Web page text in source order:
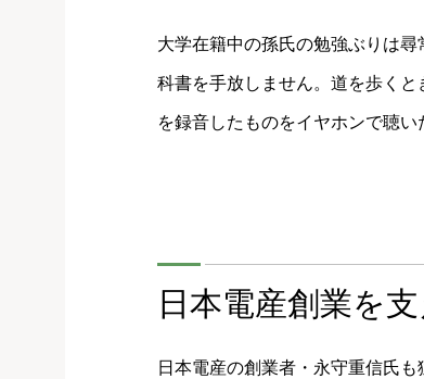
大学在籍中の孫氏の勉強ぶりは
科書を手放しません。道を歩く
を録音したものをイヤホンで聴
日本電産創業を
日本電産の創業者・永守重信氏